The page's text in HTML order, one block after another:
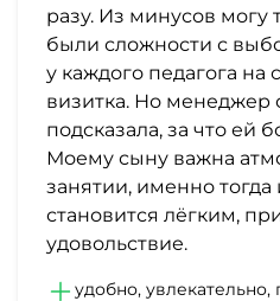
разу. Из минусов могу
были сложности с
у каждого педагога на
визитка. Но менеджер
подсказала, за что ей
Моему сыну важна
занятии, именно
становится лёгким,
удовольствие.
удобно,